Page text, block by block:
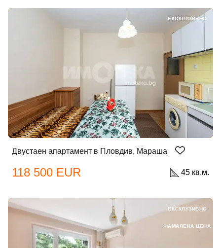
Двустаен апартамент в Пловдив, Мараша
118 500 EUR 45 кв.м.
ЕКСКЛУЗИВНО
ЕКСКЛУЗИВНО
НАМАЛЕНА ЦЕНА